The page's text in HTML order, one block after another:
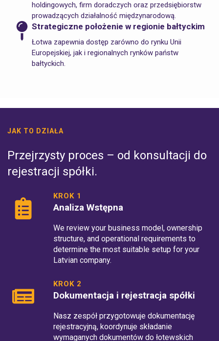
holdingowych, firm doradczych oraz przedsiębiorstw
prowadzących działalność międzynarodową.
Strategiczne położenie w regionie bałtyckim
Łotwa zapewnia dostęp zarówno do rynku Unii
Europejskiej, jak i regionalnych rynków państw
bałtyckich.
JAK TO DZIAŁA
Przejrzysty proces – od konsultacji do
rejestracji spółki.
KROK 1
Analiza Wstępna
We review your business model, ownership
structure, and operational requirements to
determine the most suitable setup for your
Latvian company.
KROK 2
Dokumentacja i rejestracja spółki
Nasz zespół przygotowuje dokumentację
rejestracyjną, koordynuje składanie
wymaganych dokumentów do łotewskich